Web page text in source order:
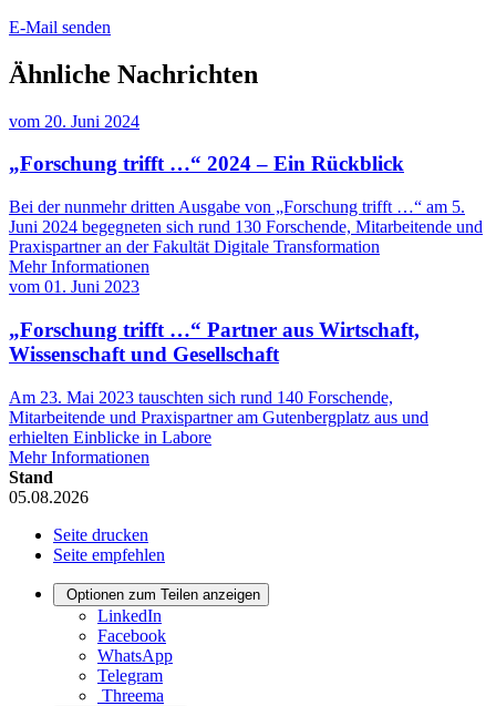
E-Mail senden
Ähnliche Nachrichten
vom 20. Juni 2024
„Forschung trifft …“ 2024 – Ein Rückblick
Bei der nunmehr dritten Ausgabe von „Forschung trifft …“ am 5.
Juni 2024 begegneten sich rund 130 Forschende, Mitarbeitende und
Praxispartner an der Fakultät Digitale Transformation
Mehr Informationen
vom 01. Juni 2023
„Forschung trifft …“ Partner aus Wirtschaft,
Wissenschaft und Gesellschaft
Am 23. Mai 2023 tauschten sich rund 140 Forschende,
Mitarbeitende und Praxispartner am Gutenbergplatz aus und
erhielten Einblicke in Labore
Mehr Informationen
Stand
05.08.2026
Seite drucken
Seite empfehlen
Optionen zum Teilen anzeigen
LinkedIn
Facebook
WhatsApp
Telegram
Threema